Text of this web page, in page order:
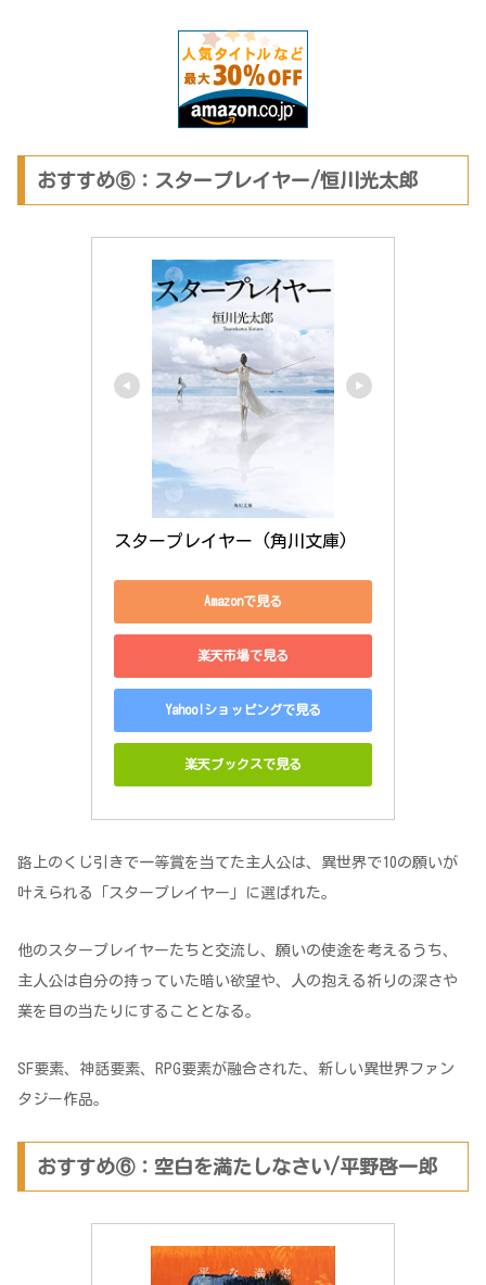
おすすめ⑤：スタープレイヤー/恒川光太郎
スタープレイヤー (角川文庫)
Amazonで見る
楽天市場で見る
Yahoo!ショッピングで見る
楽天ブックスで見る
路上のくじ引きで一等賞を当てた主人公は、異世界で10の願いが
叶えられる「スタープレイヤー」に選ばれた。
他のスタープレイヤーたちと交流し、願いの使途を考えるうち、
主人公は自分の持っていた暗い欲望や、人の抱える祈りの深さや
業を目の当たりにすることとなる。
SF要素、神話要素、RPG要素が融合された、新しい異世界ファン
タジー作品。
おすすめ⑥：空白を満たしなさい/平野啓一郎